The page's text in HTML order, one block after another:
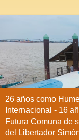
26 años como
Internacional - 16
Futura Comuna de
del Libertador